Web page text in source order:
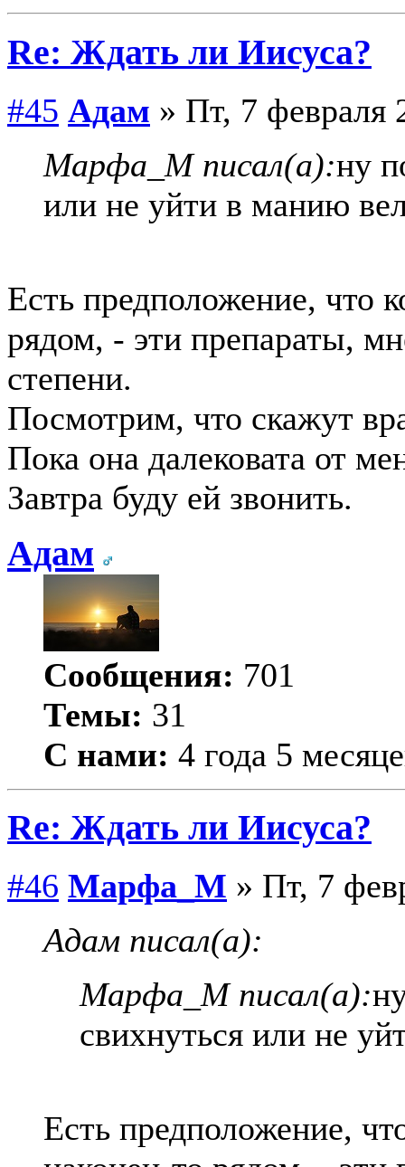
Re: Ждать ли Иисуса?
#45 Адам » Пт, 7 февраля
Марфа_М писал(а):ну
или не уйти в манию
Есть предположение, что
рядом, - эти препараты,
степени.
Посмотрим, что скажут
Пока она далековата от
Завтра буду ей звонить.
Адам
Сообщения: 701
Темы: 31
С нами: 4 года 5
Re: Ждать ли Иисуса?
#46 Марфа_М » Пт, 7
Адам писал(а):
Марфа_М писал(а):
свихнуться или не
Есть предположение,